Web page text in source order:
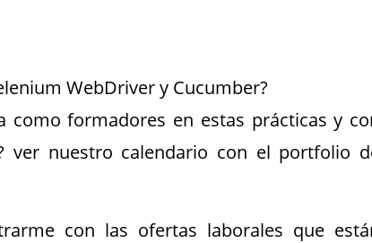
WebDriver y Cucumber?
como formadores en estas prácticas y
ver nuestro calendario con el portfolio
con las ofertas laborales que